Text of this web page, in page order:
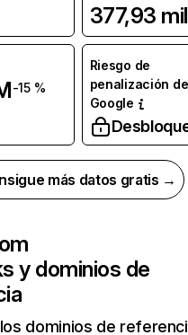
377,93 mil
-15 %
Riesgo de
penalización de
Google
más datos gratis →
y dominios de
dominios de